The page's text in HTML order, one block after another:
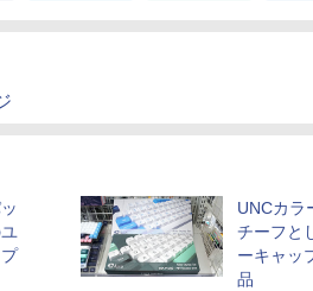
UNCカラ
チーフと
ーキャッ
品